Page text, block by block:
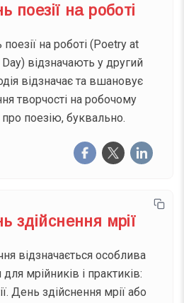
поезії на роботі
на роботі (Poetry at
відзначають у другий
відзначає та вшановує
творчості на робочому
поезію, буквально.
здійснення мрії
відзначається особлива
для мрійників і практиків:
День здійснення мрії або